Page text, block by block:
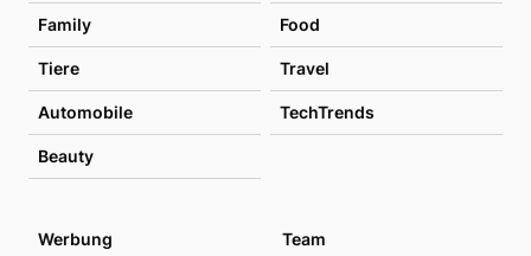
Family Food
Tiere Travel
Automobile TechTrends
Beauty
Werbung Team